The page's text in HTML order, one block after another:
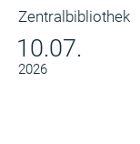
10.07.
2026